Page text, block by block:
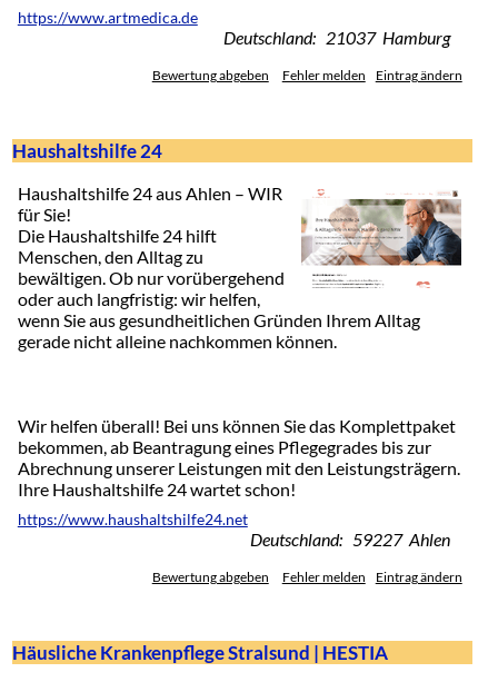
https://www.artmedica.de
Deutschland: 21037 Hamburg
Bewertung abgeben Fehler melden Eintrag ändern
Haushaltshilfe 24
Haushaltshilfe 24 aus Ahlen – WIR
für Sie!
Die Haushaltshilfe 24 hilft
Menschen, den Alltag zu
bewältigen. Ob nur vorübergehend
oder auch langfristig: wir helfen,
wenn Sie aus gesundheitlichen Gründen Ihrem Alltag
gerade nicht alleine nachkommen können.
Wir helfen überall! Bei uns können Sie das Komplettpaket
bekommen, ab Beantragung eines Pflegegrades bis zur
Abrechnung unserer Leistungen mit den Leistungsträgern.
Ihre Haushaltshilfe 24 wartet schon!
https://www.haushaltshilfe24.net
Deutschland: 59227 Ahlen
Bewertung abgeben Fehler melden Eintrag ändern
Häusliche Krankenpflege Stralsund | HESTIA